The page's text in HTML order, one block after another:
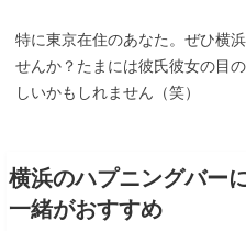
特に東京在住のあなた。ぜひ横
せんか？たまには彼氏彼女の目
しいかもしれません（笑）
横浜のハプニングバー
一緒がおすすめ